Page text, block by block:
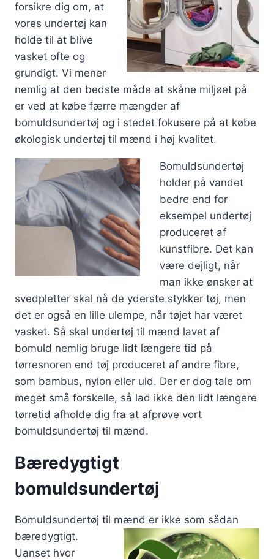
forsikre dig om, at
vores undertøj kan
holde til at blive
vasket ofte og
grundigt. Vi mener
nemlig at den bedste måde at skåne miljøet på
er ved at købe færre mængder af
bomuldsundertøj og i stedet fokusere på at købe
økologisk undertøj til mænd i høj kvalitet.
Bomuldsundertøj
holder på vandet
bedre end for
eksempel undertøj
produceret af
kunstfibre. Det kan
være dejligt, når
man ikke ønsker at
svedpletter skal nå de yderste stykker tøj, men
det er også en lille ulempe, når tøjet har været
vasket. Så skal undertøj til mænd lavet af
bomuld nemlig bruge lidt længere tid på
tørresnoren end tøj produceret af andre fibre,
som bambus, nylon eller uld. Der er dog tale om
meget små forskelle, så lad ikke den lidt længere
tørretid afholde dig fra at afprøve vort
bomuldsundertøj til mænd.
Bæredygtigt
bomuldsundertøj
Bomuldsundertøj til mænd er ikke som sådan
bæredygtigt.
Uanset hvor